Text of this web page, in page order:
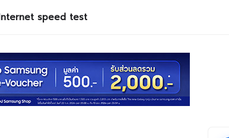
speed test